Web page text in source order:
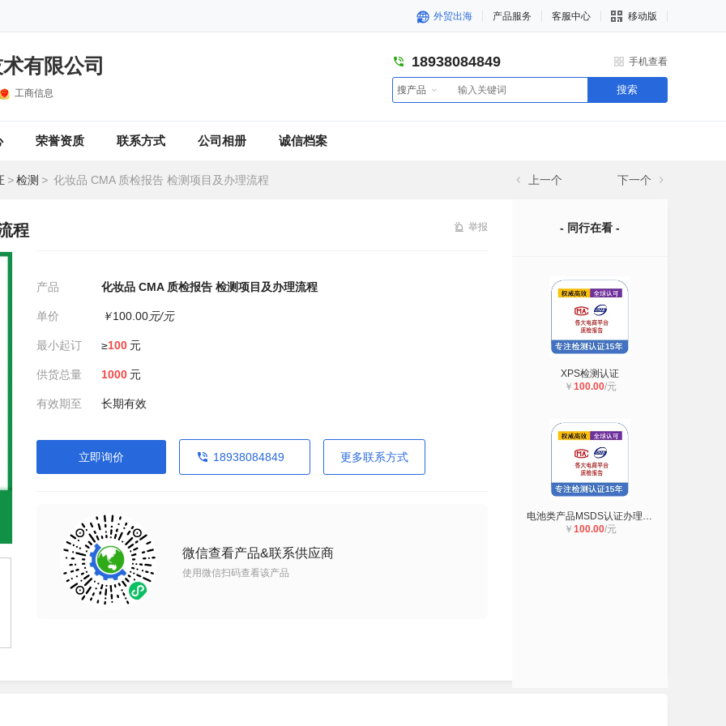
外贸出海 产品服务 客服中心 移动版
有限公司
工商信息
18938084849 手机查看
搜产品 搜索
荣誉资质 联系方式 公司相册 诚信档案
>检测 > 化妆品 CMA 质检报告 检测项目及办理流程 上一个 下一个
程 举报
产品 化妆品 CMA 质检报告 检测项目及办理流程
单价 ￥100.00元/元
最小起订 ≥100 元
供货总量 1000 元
有效期至 长期有效
立即询价 18938084849 更多联系方式
微信查看产品&联系供应商
使用微信扫码查看该产品
- 同行在看 -
XPS检测认证
￥ 100.00/元
电池类产品MSDS认证办理流程
￥ 100.00/元